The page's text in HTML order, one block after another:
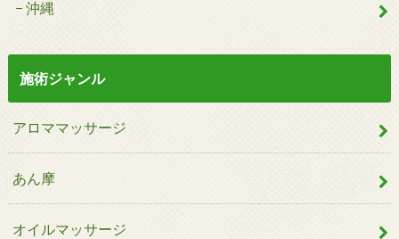
沖縄
施術ジャンル
アロママッサージ
あん摩
オイルマッサージ